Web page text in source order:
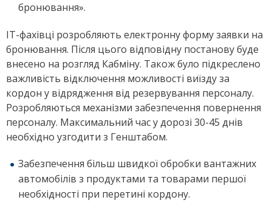
бронювання».
IT-фахівці розробляють електронну форму заявки на
бронювання. Після цього відповідну постанову буде
внесено на розгляд Кабміну. Також було підкреслено
важливість відключення можливості виїзду за
кордон у відрядження від резервування персоналу.
Розробляються механізми забезпечення повернення
персоналу. Максимальний час у дорозі 30-45 днів
необхідно узгодити з Генштабом.
Забезпечення більш швидкої обробки вантажних
автомобілів з продуктами та товарами першої
необхідності при перетині кордону.